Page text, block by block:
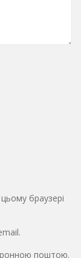
браузері
поштою.